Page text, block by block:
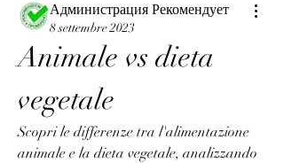
Администрация Рекомендует
8 settembre 2023
Animale vs dieta
vegetale
Scopri le differenze tra l'alimentazione
animale e la dieta vegetale, analizzando